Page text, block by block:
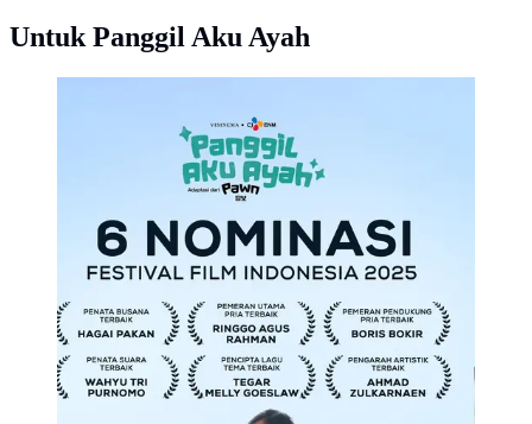
Untuk Panggil Aku Ayah
film Panggil Aku Ayah. (Foto: Dok. Istimewa)